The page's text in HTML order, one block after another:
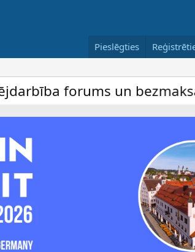
Pieslēgties
un bezmaksas